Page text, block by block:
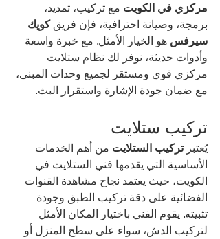
مركزي في الكويت مع تركيب، تمديد،
برمجة، وصيانة احترافية، فإن فريق كويك
سيرفس هو الخيار الأمثل. مع خبرة واسعة
وأدوات حديثة، نوفر لك نظام ستلايت
مركزي قوي ومستقر لجميع وحدات المبنى،
مع ضمان جودة الإشارة واستقرار البث.
تركيب ستلايت
يُعتبر تركيب الستلايت من أهم الخدمات
الأساسية التي يقدمها فني الستلايت في
الكويت، حيث يعتمد نجاح مشاهدة القنوات
الفضائية على دقة تركيب الطبق وجودة
تثبيته. يقوم الفني باختيار المكان الأمثل
لتركيب الدش، سواء على سطح المنزل أو